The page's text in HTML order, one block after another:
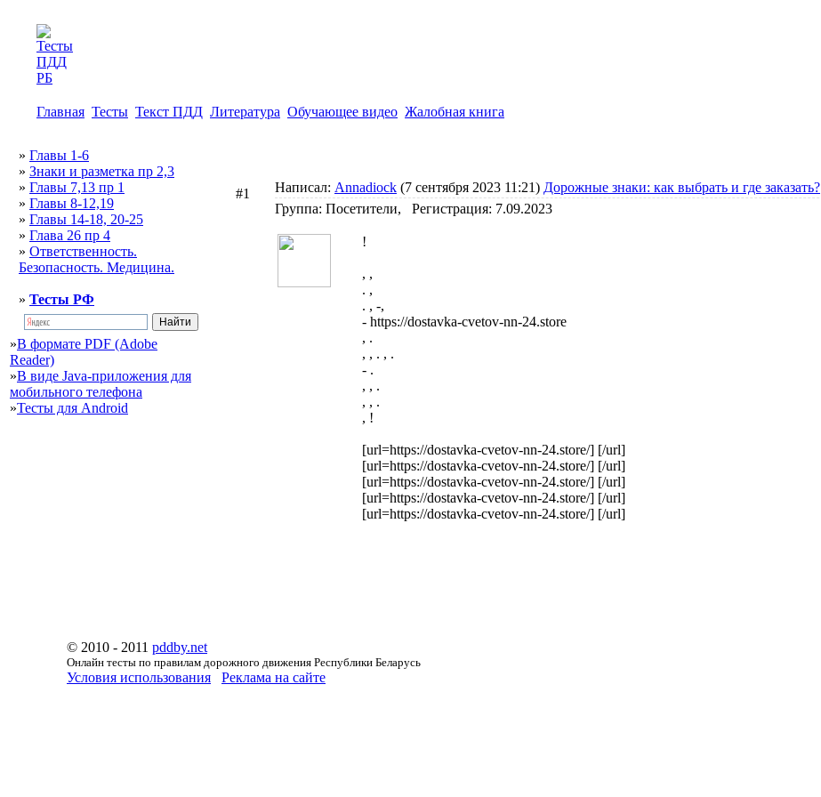
Главная Тесты Текст ПДД Литература Обучающее видео Жалобная книга
» Главы 1-6
» Знаки и разметка пр 2,3
» Главы 7,13 пр 1
» Главы 8-12,19
» Главы 14-18, 20-25
» Глава 26 пр 4
» Ответственность.
Безопасность. Медицина.
» Тесты РФ
»В формате PDF (Adobe
Reader)
»В виде Java-приложения для
мобильного телефона
»Тесты для Android
#1 Написал: Annadiock (7 сентября 2023 11:21) Дорожные знаки: как выбрать и где заказать?
Группа: Посетители, Регистрация: 7.09.2023
!
, ,
. ,
. , -,
- https://dostavka-cvetov-nn-24.store
, .
, , . , .
- .
, , .
, , .
, !
[url=https://dostavka-cvetov-nn-24.store/] [/url]
[url=https://dostavka-cvetov-nn-24.store/] [/url]
[url=https://dostavka-cvetov-nn-24.store/] [/url]
[url=https://dostavka-cvetov-nn-24.store/] [/url]
[url=https://dostavka-cvetov-nn-24.store/] [/url]
© 2010 - 2011 pddby.net
Онлайн тесты по правилам дорожного движения Республики Беларусь
Условия использования Реклама на сайте